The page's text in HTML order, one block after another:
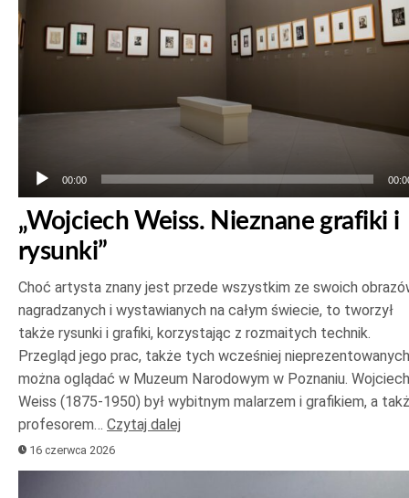
00:00
„Wojciech Weiss. Nieznane grafiki i
rysunki”
Choć artysta znany jest przede wszystkim ze swoich
nagradzanych i wystawianych na całym świecie, to tworzył
także rysunki i grafiki, korzystając z rozmaitych technik.
Przegląd jego prac, także tych wcześniej
można oglądać w Muzeum Narodowym w Poznaniu. Wojciech
Weiss (1875-1950) był wybitnym malarzem i grafikiem, a
profesorem… Czytaj dalej
16 czerwca 2026